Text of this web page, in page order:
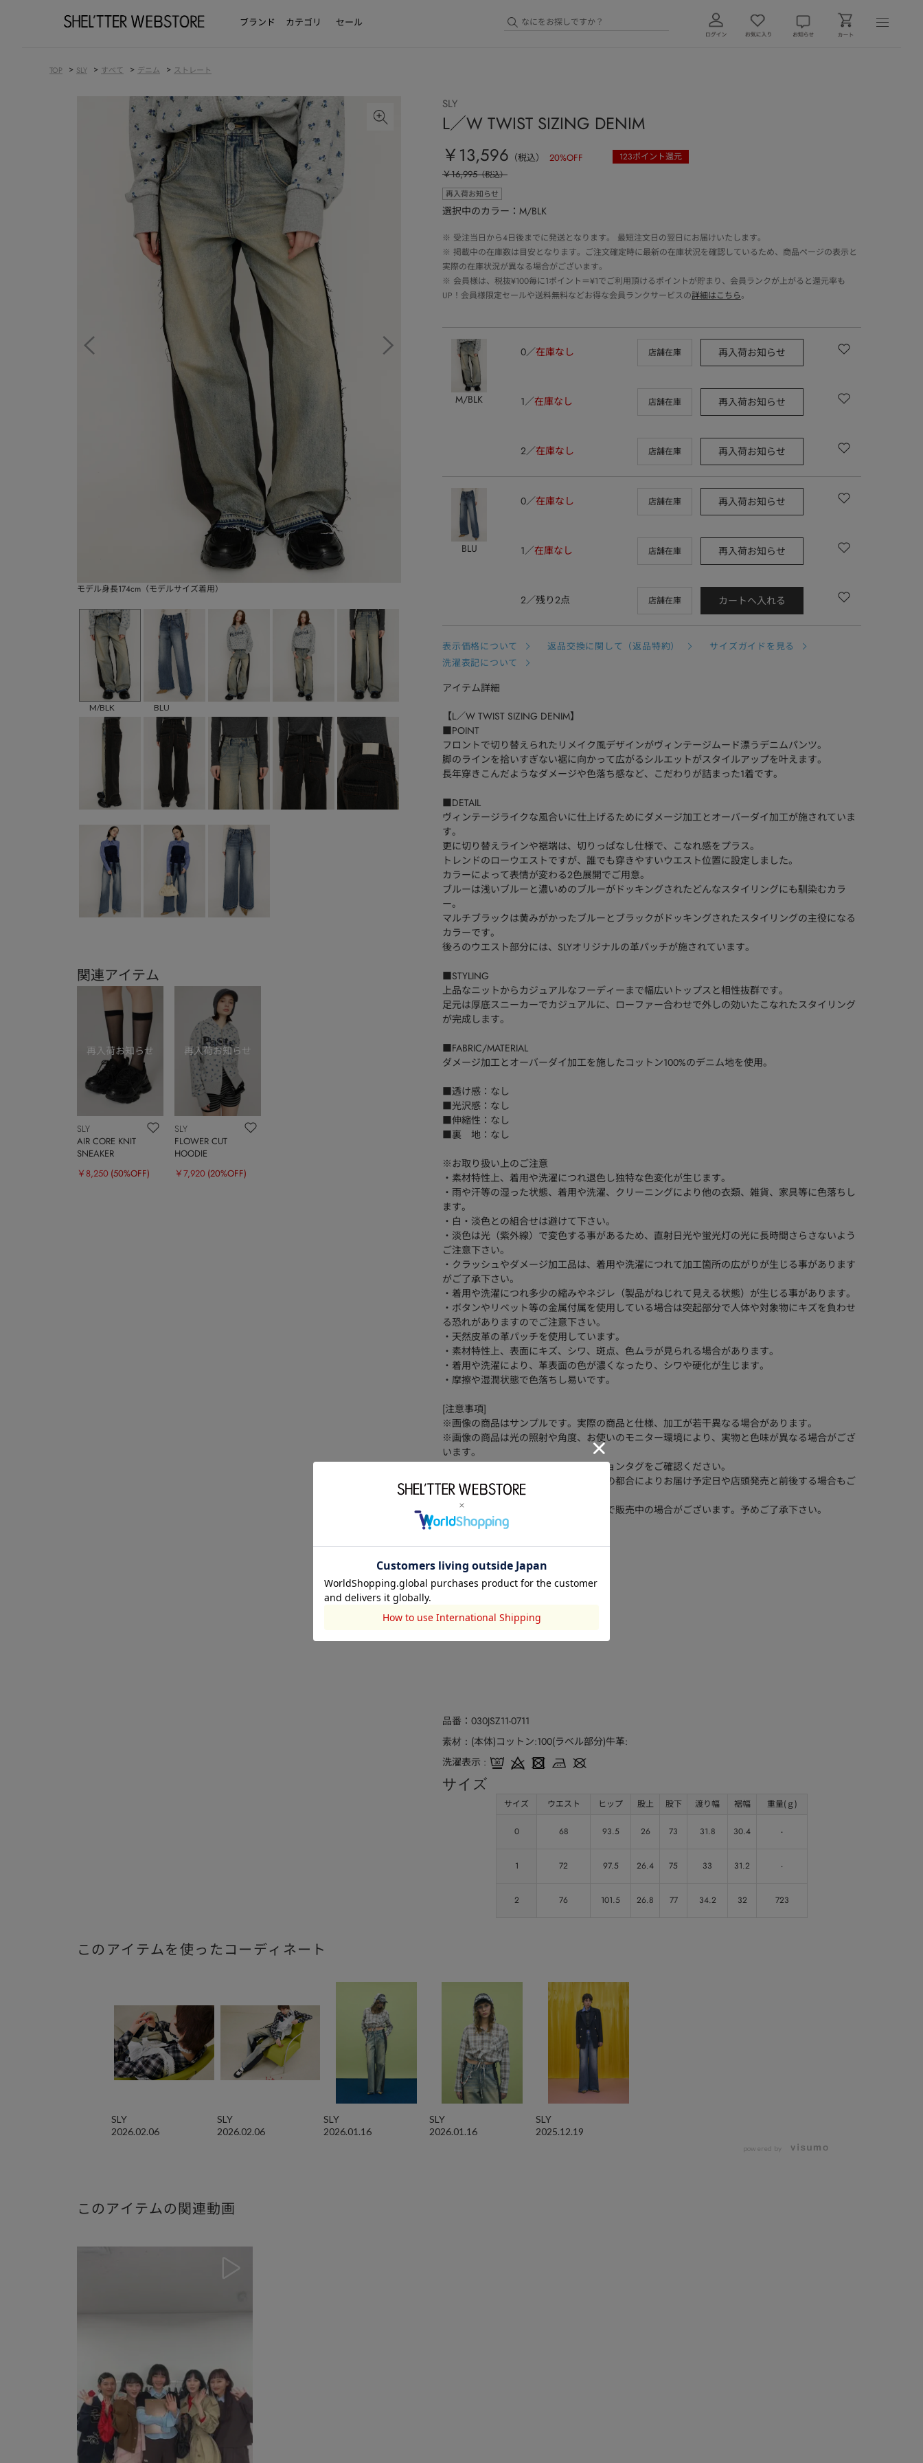
ブランド カテゴリ セール
TOP > SLY > すべて > デニム > ストレート
モデル身長174cm（モデルサイズ着用）
M/BLK BLU
関連アイテム
SLY
AIR CORE KNIT
SNEAKER
￥8,250 (50%OFF)
SLY
FLOWER CUT
HOODIE
￥7,920 (20%OFF)
SLY
L／W TWIST SIZING DENIM
￥13,596 （税込） 20%OFF 123ポイント還元
￥16,995（税込）
再入荷お知らせ
選択中のカラー：M/BLK
※ 受注当日から4日後までに発送となります。 最短注文日の翌日にお届けいたします。
※ 掲載中の在庫数は目安となります。ご注文確定時に最新の在庫状況を確認しているため、商品ページの表示と
実際の在庫状況が異なる場合がございます。
※ 会員様は、税抜¥100毎に1ポイント＝¥1でご利用頂けるポイントが貯まり、会員ランクが上がると還元率も
UP！会員様限定セールや送料無料などお得な会員ランクサービスの詳細はこちら。
M/BLK
0 在庫なし 店舗在庫 再入荷お知らせ
1 在庫なし 店舗在庫 再入荷お知らせ
2 在庫なし 店舗在庫 再入荷お知らせ
BLU
0 在庫なし 店舗在庫 再入荷お知らせ
1 在庫なし 店舗在庫 再入荷お知らせ
2 残り2点 店舗在庫 カートへ入れる
表示価格について 返品交換に関して（返品特約）
サイズガイドを見る
洗濯表記について
アイテム詳細
【L／W TWIST SIZING DENIM】
■POINT
フロントで切り替えられたリメイク風デザインがヴィンテージムード漂うデニムパンツ。
脚のラインを拾いすぎない裾に向かって広がるシルエットがスタイルアップを叶えます。
長年穿きこんだようなダメージや色落ち感など、こだわりが詰まった1着です。
■DETAIL
ヴィンテージライクな風合いに仕上げるためにダメージ加工とオーバーダイ加工が施されていま
す。
更に切り替えラインや裾端は、切りっぱなし仕様で、こなれ感をプラス。
トレンドのローウエストですが、誰でも穿きやすいウエスト位置に設定しました。
カラーによって表情が変わる2色展開でご用意。
ブルーは浅いブルーと濃いめのブルーがドッキングされたどんなスタイリングにも馴染むカラ
ー。
マルチブラックは黄みがかったブルーとブラックがドッキングされたスタイリングの主役になる
カラーです。
後ろのウエスト部分には、SLYオリジナルの革パッチが施されています。
■STYLING
上品なニットからカジュアルなフーディーまで幅広いトップスと相性抜群です。
足元は厚底スニーカーでカジュアルに、ローファー合わせで外しの効いたこなれたスタイリング
が完成します。
■FABRIC/MATERIAL
ダメージ加工とオーバーダイ加工を施したコットン100%のデニム地を使用。
■透け感：なし
■光沢感：なし
■伸縮性：なし
■裏 地：なし
※お取り扱い上のご注意
・素材特性上、着用や洗濯につれ退色し独特な色変化が生じます。
・雨や汗等の湿った状態、着用や洗濯、クリーニングにより他の衣類、雑貨、家具等に色落ちし
ます。
・白・淡色との組合せは避けて下さい。
・淡色は光（紫外線）で変色する事があるため、直射日光や蛍光灯の光に長時間さらさないよう
ご注意下さい。
・クラッシュやダメージ加工品は、着用や洗濯につれて加工箇所の広がりが生じる事があります
がご了承下さい。
・着用や洗濯につれ多少の縮みやネジレ（製品がねじれて見える状態）が生じる事があります。
・ボタンやリベット等の金属付属を使用している場合は突起部分で人体や対象物にキズを負わせ
る恐れがありますのでご注意下さい。
・天然皮革の革パッチを使用しています。
・素材特性上、表面にキズ、シワ、斑点、色ムラが見られる場合があります。
・着用や洗濯により、革表面の色が濃くなったり、シワや硬化が生じます。
・摩擦や湿潤状態で色落ちし易いです。
[注意事項]
※画像の商品はサンプルです。実際の商品と仕様、加工が若干異なる場合があります。
※画像の商品は光の照射や角度、お使いのモニター環境により、実物と色味が異なる場合がござ
います。
※着用、お取り扱いの際は、アテンションタグをご確認ください。
※一部予約商品につきましては生産上の都合によりお届け予定日や店頭発売と前後する場合もご
ざいます。
※追加生産商品は、一部の店舗、通販で販売中の場合がございます。予めご了承下さい。
品番 030JSZ11-0711
素材
(本体)コットン:100(ラベル部分)牛革:
洗濯表示
サイズ
サイズ ウエスト ヒップ 股上 股下 渡り幅 裾幅 重量(ｇ)
0 68 93.5 26 73 31.8 30.4 -
1 72 97.5 26.4 75 33 31.2 -
2 76 101.5 26.8 77 34.2 32 723
このアイテムを使ったコーディネート
2026.02.06
SLY
2026.02.06
SLY
2026.01.16
SLY
2026.01.16
SLY
2025.12.19
SLY
powered by
このアイテムの関連動画